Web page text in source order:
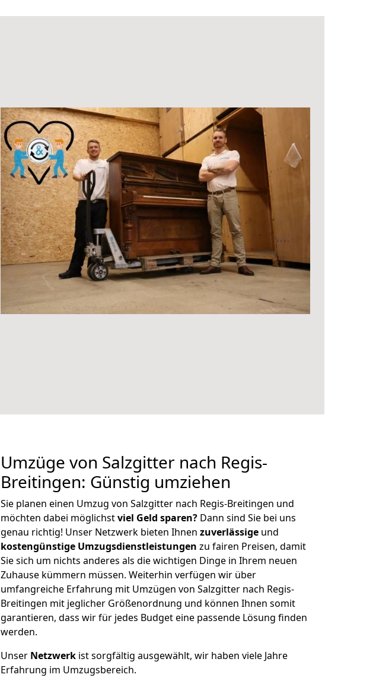
Umzüge von Salzgitter nach Regis-
Breitingen: Günstig umziehen
Sie planen einen Umzug von Salzgitter nach Regis-Breitingen und
möchten dabei möglichstviel Geld sparen? Dann sind Sie bei uns
genau richtig! Unser Netzwerk bieten Ihnen zuverlässige und
kostengünstige Umzugsdienstleistungen zu fairen Preisen, damit
Sie sich um nichts anderes als die wichtigen Dinge in Ihrem neuen
Zuhause kümmern müssen. Weiterhin verfügen wir über
umfangreiche Erfahrung mit Umzügen von Salzgitter nach Regis-
Breitingen mit jeglicher Größenordnung und können Ihnen somit
garantieren, dass wir für jedes Budget eine passende Lösung finden
werden.
Unser Netzwerk ist sorgfältig ausgewählt, wir haben viele Jahre
Erfahrung im Umzugsbereich.